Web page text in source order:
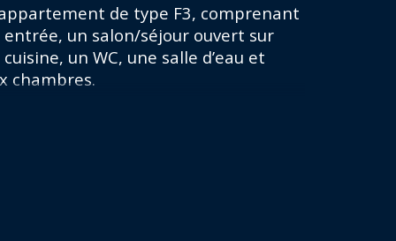
de type F3, comprenant
entrée, un salon/séjour ouvert sur
un WC, une salle d’eau et
chambres.